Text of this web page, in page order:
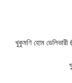
খুকুমণি হোম